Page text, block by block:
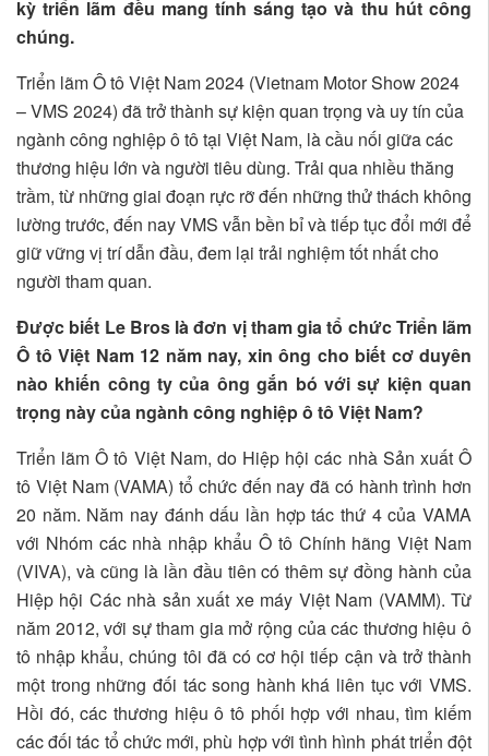
kỳ triển lãm đều mang tính sáng tạo và thu hút công
chúng.
Triển lãm Ô tô Việt Nam 2024 (Vietnam Motor Show 2024
– VMS 2024) đã trở thành sự kiện quan trọng và uy tín của
ngành công nghiệp ô tô tại Việt Nam, là cầu nối giữa các
thương hiệu lớn và người tiêu dùng. Trải qua nhiều thăng
trầm, từ những giai đoạn rực rỡ đến những thử thách không
lường trước, đến nay VMS vẫn bền bỉ và tiếp tục đổi mới để
giữ vững vị trí dẫn đầu, đem lại trải nghiệm tốt nhất cho
người tham quan.
Được biết Le Bros là đơn vị tham gia tổ chức Triển lãm
Ô tô Việt Nam 12 năm nay, xin ông cho biết cơ duyên
nào khiến công ty của ông gắn bó với sự kiện quan
trọng này của ngành công nghiệp ô tô Việt Nam?
Triển lãm Ô tô Việt Nam, do Hiệp hội các nhà Sản xuất Ô
tô Việt Nam (VAMA) tổ chức đến nay đã có hành trình hơn
20 năm. Năm nay đánh dấu lần hợp tác thứ 4 của VAMA
với Nhóm các nhà nhập khẩu Ô tô Chính hãng Việt Nam
(VIVA), và cũng là lần đầu tiên có thêm sự đồng hành của
Hiệp hội Các nhà sản xuất xe máy Việt Nam (VAMM). Từ
năm 2012, với sự tham gia mở rộng của các thương hiệu ô
tô nhập khẩu, chúng tôi đã có cơ hội tiếp cận và trở thành
một trong những đối tác song hành khá liên tục với VMS.
Hồi đó, các thương hiệu ô tô phối hợp với nhau, tìm kiếm
các đối tác tổ chức mới, phù hợp với tình hình phát triển đột